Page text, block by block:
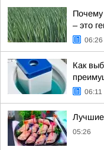
Почему
– это
06:26
Как
06:11
05:26